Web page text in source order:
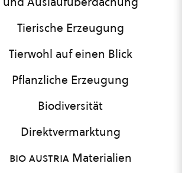
Tierische Erzeugung
Tierwohl auf einen Blick
Pflanzliche Erzeugung
Biodiversität
Direktvermarktung
bio austriaMaterialien